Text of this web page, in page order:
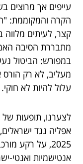
עייפים אך מרוצים
הקרה והמקוממת:
קצר, לעיתים מלווה
מתבררת הסיבה
במפורש: הביטול
מעליב, לא רק
עלול להיות לא חוקי.
לצערנו, תופעות
אפליה נגד ישראלים,
2025, על רקע
אנטישמיות ואנטי-